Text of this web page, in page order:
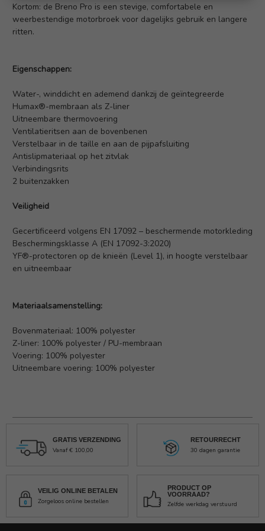
Kortom: de Breno Pro is een stevige, comfortabele en
weerbestendige motorbroek voor dagelijks gebruik en langere
ritten.
Eigenschappen:
Water-, winddicht en ademend dankzij de geïntegreerde
Humax®-membraan als Z-liner
Uitneembare thermovoering
Ventilatieritsen aan de bovenbenen
Verstelbaar in de taille en aan de pijpafsluiting
Antislipmateriaal op het zitvlak
Verbindingsrits
2 buitenzakken
Veiligheid
Gecertificeerd volgens EN 17092 – beschermende motorkleding
Beschermingsklasse A (EN 17092-3:2020)
YF®-protectoren op de knieën (Level 1), in hoogte verstelbaar
en uitneembaar
Materiaalsamenstelling:
Bovenmateriaal: 100% polyester
Z-liner: 100% polyester / PU-membraan
Voering: 100% polyester
Uitneembare voering: 100% polyester
GRATIS VERZENDING
Vanaf € 100,00
RETOURRECHT
30 dagen garantie
VEILIG ONLINE BETALEN
Zorgeloos online bestellen
PRODUCT OP
VOORRAAD?
Zelfde werkdag verstuurd